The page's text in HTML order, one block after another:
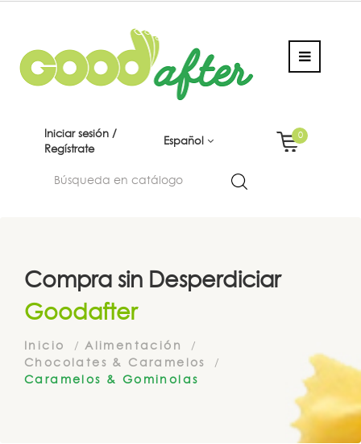
Iniciar sesión /
Regístrate
Español
0
Compra sin Desperdiciar
Goodafter
Inicio
Alimentación
Chocolates & Caramelos
Caramelos & Gominolas